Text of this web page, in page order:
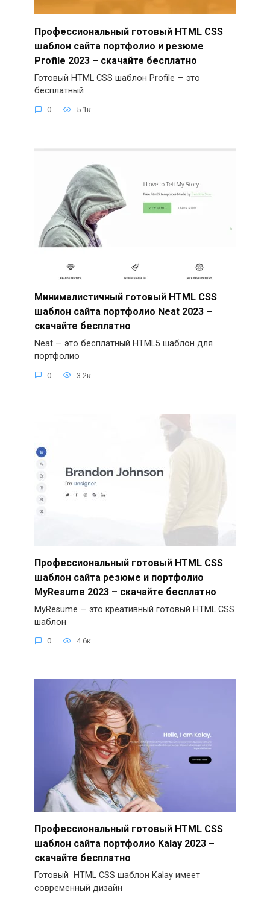
Профессиональный готовый HTML CSS
шаблон сайта портфолио и резюме
Profile 2023 – скачайте бесплатно
Готовый HTML CSS шаблон Profile — это
бесплатный
0 5.1к.
Минималистичный готовый HTML CSS
шаблон сайта портфолио Neat 2023 –
скачайте бесплатно
Neat — это бесплатный HTML5 шаблон для
портфолио
0 3.2к.
Профессиональный готовый HTML CSS
шаблон сайта резюме и портфолио
MyResume 2023 – скачайте бесплатно
MyResume — это креативный готовый HTML CSS
шаблон
0 4.6к.
Профессиональный готовый HTML CSS
шаблон сайта портфолио Kalay 2023 –
скачайте бесплатно
Готовый HTML CSS шаблон Kalay имеет
современный дизайн